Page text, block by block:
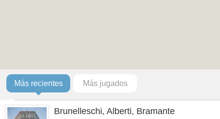
Más recientes Más jugados
Brunelleschi, Alberti, Bramante